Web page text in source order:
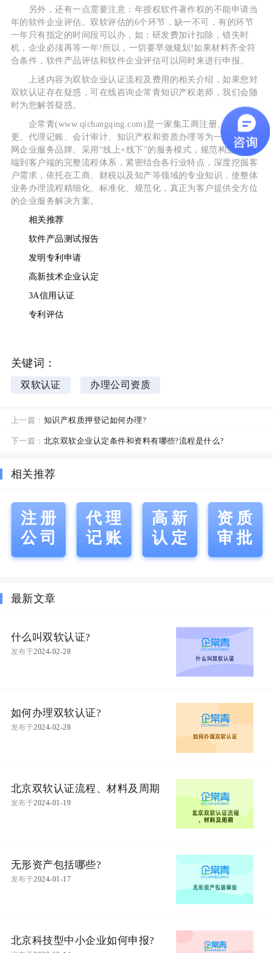
另外，还有一点需要注意：年授权软件著作权的不能申请当
年的软件企业评估。双软评估的6个环节，缺一不可，有的环节
一年只有指定的时间段可以办，如：研发费加计扣除，错失时
机，企业必须再等一年!所以，一切要早做规划!如果材料齐全符
合条件，软件产品评估和软件企业评估可以同时来进行申报。
上述内容为双软企业认证流程及费用的相关介绍，如果您对
双软认证存在疑惑，可在线咨询企常青知识产权老师，我们会随
时为您解答疑惑。
企常青(www.qichangqing.com)是一家集工商注册、公司变
更、代理记账、会计审计、知识产权和资质办理等为一体的互联
网企业服务品牌。采用“线上+线下”的服务模式，规范构造服务
端到客户端的完整流程体系，紧密结合各行业特点，深度挖掘客
户需求，依托在工商、财税以及知产等领域的专业知识，使整体
业务办理流程精细化、标准化、规范化，真正为客户提供全方位
的企业服务解决方案。
相关推荐
软件产品测试报告
发明专利申请
高新技术企业认定
3A信用认证
专利评估
关键词：
双软认证 办理公司资质
上一篇： 知识产权质押登记如何办理?
下一篇： 北京双软企业认定条件和资料有哪些?流程是什么?
相关推荐
注册
公司
代理
记账
高新
认定
资质
审批
最新文章
什么叫双软认证?
发布于2024-02-28
如何办理双软认证?
发布于2024-02-28
北京双软认证流程、材料及周期
发布于2024-01-19
无形资产包括哪些?
发布于2024-01-17
北京科技型中小企业如何申报?